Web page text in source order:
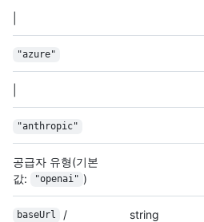
"azure"
"anthropic"
공급자 유형(기본
값:
"openai" )
baseUrl / string